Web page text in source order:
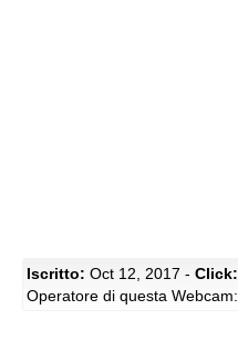
Iscritto: Oct 12, 2017 - Click:
Operatore di questa Webcam: